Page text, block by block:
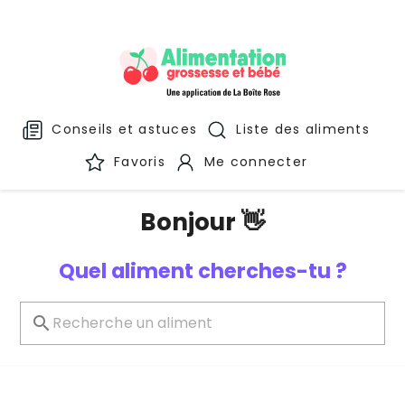
Conseils et astuces
Liste des aliments
Favoris
Me connecter
Bonjour 👋
Quel aliment cherches-tu ?